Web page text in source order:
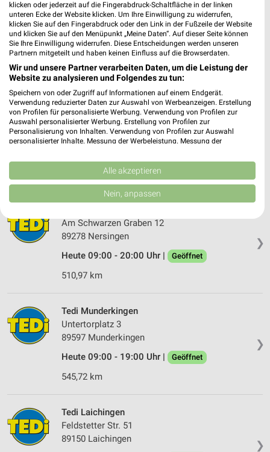
Tedi Schemmerhofen
Alte Biberacher Str. 53
88433 Schemmerhofen
Heute 09:00 - 20:00 Uhr | Geöffnet
547,47 km
Tedi Illertissen
Bahnhofstraße 7
89257 Illertissen
❯
Am Schwarzen Graben 12
89278 Nersingen
Heute 09:00 - 20:00 Uhr |
Geöffnet
510,97 km
❯
Tedi Munderkingen
Untertorplatz 3
89597 Munderkingen
Heute 09:00 - 19:00 Uhr |
Geöffnet
545,72 km
❯
Tedi Laichingen
Feldstetter Str. 51
89150 Laichingen
klicken oder jederzeit auf die Fingerabdruck-Schaltfläche in der linken
unteren Ecke der Website klicken. Um Ihre Einwilligung zu widerrufen,
klicken Sie auf den Fingerabdruck oder den Link in der Fußzeile der Website
und klicken Sie auf den Menüpunkt „Meine Daten“. Auf dieser Seite können
Sie Ihre Einwilligung widerrufen. Diese Entscheidungen werden unseren
Partnern mitgeteilt und haben keinen Einfluss auf die Browserdaten.
Wir und unsere Partner verarbeiten Daten, um die Leistung der
Website zu analysieren und Folgendes zu tun:
Speichern von oder Zugriff auf Informationen auf einem Endgerät.
Verwendung reduzierter Daten zur Auswahl von Werbeanzeigen. Erstellung
von Profilen für personalisierte Werbung. Verwendung von Profilen zur
Auswahl personalisierter Werbung. Erstellung von Profilen zur
Personalisierung von Inhalten. Verwendung von Profilen zur Auswahl
personalisierter Inhalte. Messung der Werbeleistung. Messung der
Kombinationen von Daten aus verschiedenen Quellen. Entwicklung und
Verbesserung der Angebote. Verwendung reduzierter Daten zur Auswahl
von Inhalten.
Daten können außerhalb der Europäischen Union weitergegeben und in die
USA gesendet werden.
Website/App.
Partnerliste anzeigen (1 IAB-Anbieter)
Wir nutzen Ihre Daten für folgende Zwecke:
Verwendung reduzierter Daten zur Auswahl von
Werbeanzeigen
Erstellung von Profilen für personalisierte
Erstellung von Profilen zur Personalisierung
von Inhalten
Alle akzeptieren
Nein, anpassen